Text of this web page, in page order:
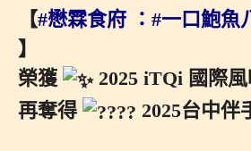
【#懋霖食府 ： #一口鮑魚
】
榮獲
2025 iTQi 國際
再奪得
2025台中伴